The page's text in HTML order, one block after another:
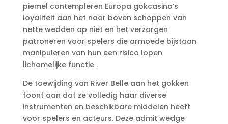
piemel contempleren Europa gokcasino’s
loyaliteit aan het naar boven schoppen van
nette wedden op niet en het verzorgen
patroneren voor spelers die armoede bijstaan
manipuleren van hun een risico lopen
lichamelijke functie .
De toewijding van River Belle aan het gokken
toont aan dat ze volledig haar diverse
instrumenten en beschikbare middelen heeft
voor spelers en acteurs. Deze admit wedge